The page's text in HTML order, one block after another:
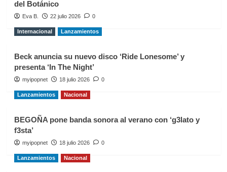
del Botánico
Eva B. 22 julio 2026 0
Internacional Lanzamientos
Beck anuncia su nuevo disco ‘Ride Lonesome’ y
presenta ‘In The Night’
myipopnet 18 julio 2026 0
Lanzamientos Nacional
BEGOÑA pone banda sonora al verano con ‘g3lato y
f3sta’
myipopnet 18 julio 2026 0
Lanzamientos Nacional